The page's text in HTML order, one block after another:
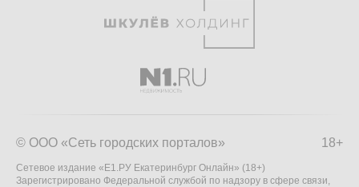
18+
© ООО «Сеть городских порталов»
Сетевое издание «Е1.РУ Екатеринбург Онлайн» (18+)
Зарегистрировано Федеральной службой по надзору в сфере связи,